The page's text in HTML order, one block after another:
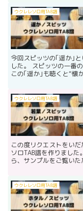
ウクレレソロ用TAB譜
今回スピッツの｢遥か｣
した。 スピッツの一番
この｢遥か｣も聴くと“懐
ウクレレソロ用TAB譜
この度リクエストをい
ソロTAB譜を作りまし
ら、サンプルをご覧い
ウクレレソロ用TAB譜